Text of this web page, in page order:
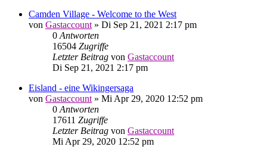
Camden Village - Welcome to the West
von Gastaccount » Di Sep 21, 2021 2:17 pm
0 Antworten
16504 Zugriffe
Letzter Beitrag von Gastaccount
Di Sep 21, 2021 2:17 pm
Eisland - eine Wikingersaga
von Gastaccount » Mi Apr 29, 2020 12:52 pm
0 Antworten
17611 Zugriffe
Letzter Beitrag von Gastaccount
Mi Apr 29, 2020 12:52 pm